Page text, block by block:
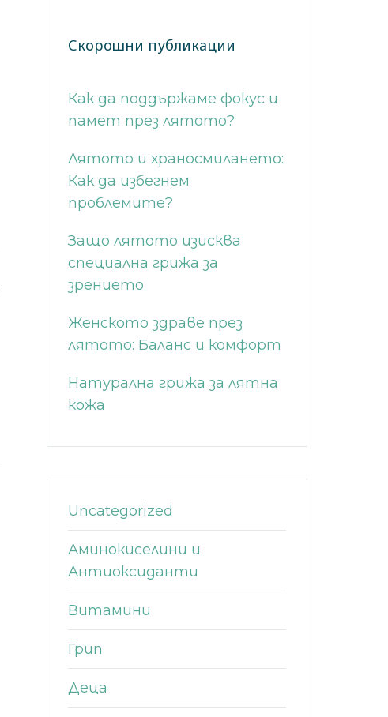
Скорошни публикации
Как да поддържаме фокус и
памет през лятото?
Лятото и храносмилането:
Как да избегнем
проблемите?
Защо лятото изисква
специална грижа за
зрението
Женското здраве през
лятото: Баланс и комфорт
Натурална грижа за лятна
кожа
Uncategorized
Аминокиселини и
Антиоксиданти
Витамини
Грип
Деца